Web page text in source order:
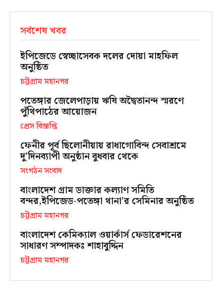
সর্বশেষ খবর
ইপিজেডে স্বেচ্ছাসেবক দলের দোয়া মাহফিল
অনুষ্ঠিত
চট্টগ্রাম মহানগর
পতেঙ্গার জেলেপাড়ায় ঋষি অদ্বৈতানন্দ স্মরণে
পুঁথিপাঠের আয়োজন
প্রেস বিজ্ঞপ্তি
ফেনীর পূর্ব ছিলোনীয়ায় রাধাগোবিন্দ সেবাশ্রমে
দু’দিনব্যাপী অনুষ্ঠান বুধবার থেকে
সংগঠন সংবাদ
বাংলাদেশ গ্রাম ডাক্তার কল্যাণ সমিতি
বন্দর,ইপিজেড-পতেঙ্গা থানা’র সেমিনার অনুষ্ঠিত
চট্টগ্রাম মহানগর
বাংলাদেশ কেমিক্যাল ওয়ার্কার্স ফেডারেশনের
সাধারণ সম্পাদকঃ শাহাবুদ্দিন
চট্টগ্রাম মহানগর